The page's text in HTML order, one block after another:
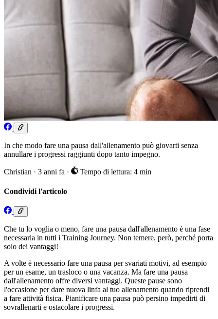
In che modo fare una pausa dall'allenamento può giovarti senza
annullare i progressi raggiunti dopo tanto impegno.
Christian · 3 anni fa · Tempo di lettura: 4 min
Condividi l'articolo
Che tu lo voglia o meno, fare una pausa dall'allenamento è una fase
necessaria in tutti i Training Journey. Non temere, però, perché porta
solo dei vantaggi!
A volte è necessario fare una pausa per svariati motivi, ad esempio
per un esame, un trasloco o una vacanza. Ma fare una pausa
dall'allenamento offre diversi vantaggi. Queste pause sono
l'occasione per dare nuova linfa al tuo allenamento quando riprendi
a fare attività fisica. Pianificare una pausa può persino impedirti di
sovrallenarti e ostacolare i progressi.